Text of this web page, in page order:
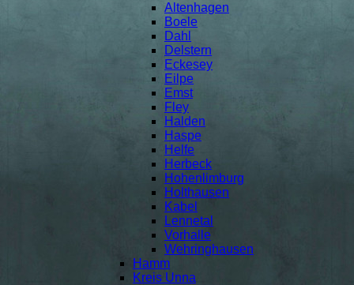
Altenhagen
Boele
Dahl
Delstern
Eckesey
Eilpe
Emst
Fley
Halden
Haspe
Helfe
Herbeck
Hohenlimburg
Holthausen
Kabel
Lennetal
Vorhalle
Wehringhausen
Hamm
Kreis Unna